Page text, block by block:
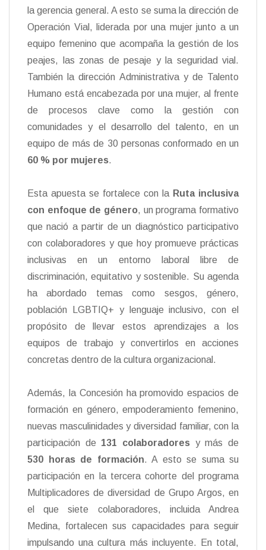
la gerencia general. A esto se suma la dirección de
Operación Vial, liderada por una mujer junto a un
equipo femenino que acompaña la gestión de los
peajes, las zonas de pesaje y la seguridad vial.
También la dirección Administrativa y de Talento
Humano está encabezada por una mujer, al frente
de procesos clave como la gestión con
comunidades y el desarrollo del talento, en un
equipo de más de 30 personas conformado en un
60 % por mujeres.
Esta apuesta se fortalece con la Ruta inclusiva
con enfoque de género, un programa formativo
que nació a partir de un diagnóstico participativo
con colaboradores y que hoy promueve prácticas
inclusivas en un entorno laboral libre de
discriminación, equitativo y sostenible. Su agenda
ha abordado temas como sesgos, género,
población LGBTIQ+ y lenguaje inclusivo, con el
propósito de llevar estos aprendizajes a los
equipos de trabajo y convertirlos en acciones
concretas dentro de la cultura organizacional.
Además, la Concesión ha promovido espacios de
formación en género, empoderamiento femenino,
nuevas masculinidades y diversidad familiar, con la
participación de 131 colaboradores y más de
530 horas de formación. A esto se suma su
participación en la tercera cohorte del programa
Multiplicadores de diversidad de Grupo Argos, en
el que siete colaboradores, incluida Andrea
Medina, fortalecen sus capacidades para seguir
impulsando una cultura más incluyente. En total,